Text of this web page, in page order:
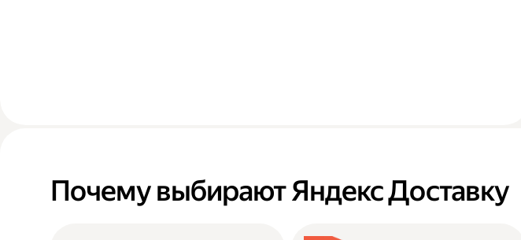
Почему выбирают Яндекс Доставку